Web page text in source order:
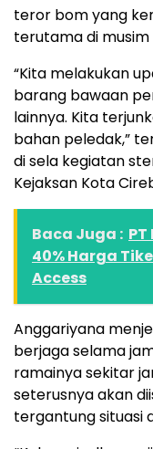
teror bom yang
terutama di musim
“Kita melakukan
barang bawaan
lainnya. Kita
bahan peledak,”
di sela kegiatan
Kejaksan Kota
Baca Juga :
40% Harga
Access
Anggariyana
berjaga selama
ramainya sekitar
seterusnya akan
tergantung situasi